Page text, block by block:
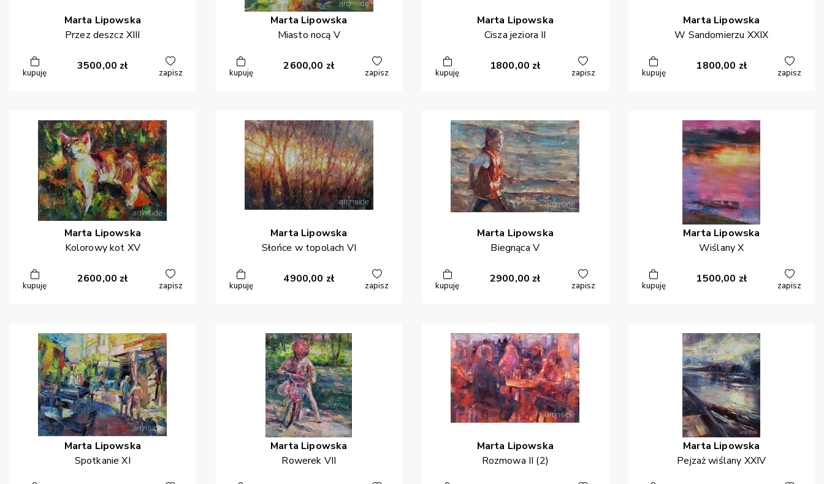
Marta Lipowska
Przez deszcz XIII
kupuję
3500,00 zł
zapisz
Marta Lipowska
Miasto nocą V
kupuję
2600,00 zł
zapisz
Marta Lipowska
Cisza jeziora II
kupuję
1800,00 zł
zapisz
Marta Lipowska
W Sandomierzu XXIX
kupuję
1800,00 zł
zapisz
Marta Lipowska
Kolorowy kot XV
kupuję
2600,00 zł
zapisz
Marta Lipowska
Słońce w topolach VI
kupuję
4900,00 zł
zapisz
Marta Lipowska
Biegnąca V
kupuję
2900,00 zł
zapisz
Marta Lipowska
Wiślany X
kupuję
1500,00 zł
zapisz
Marta Lipowska
Spotkanie XI
Marta Lipowska
Rowerek VII
Marta Lipowska
Rozmowa II (2)
Marta Lipowska
Pejzaż wiślany XXIV